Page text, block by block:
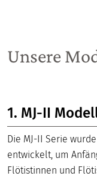
Unsere
1. MJ-II
Die MJ-II Serie
entwickelt, um
Flötistinnen und